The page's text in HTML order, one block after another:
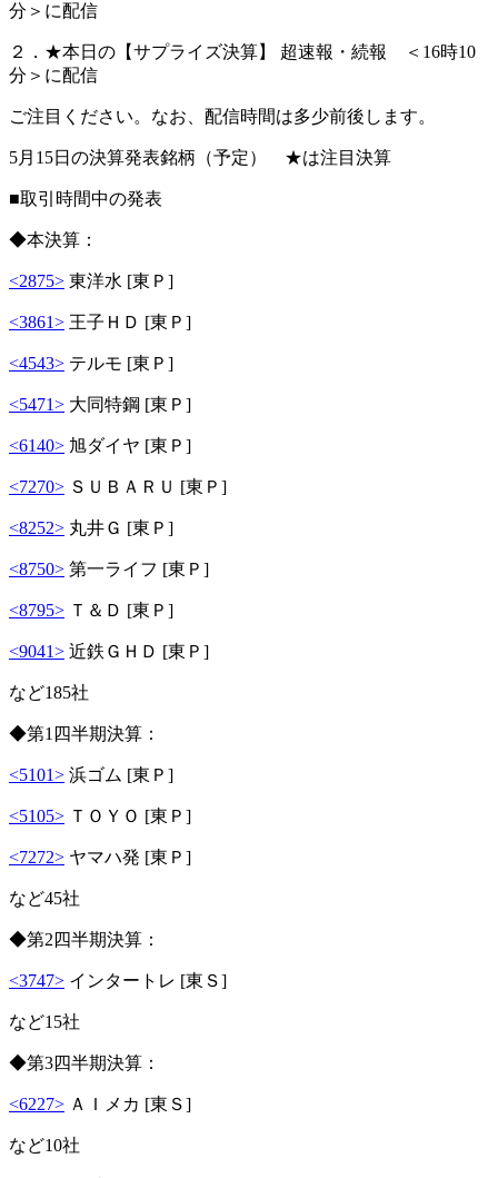
分＞に配信
２．★本日の【サプライズ決算】 超速報・続報 ＜16時10
分＞に配信
ご注目ください。なお、配信時間は多少前後します。
5月15日の決算発表銘柄（予定） ★は注目決算
■取引時間中の発表
◆本決算：
<2875> 東洋水 [東Ｐ]
<3861> 王子ＨＤ [東Ｐ]
<4543> テルモ [東Ｐ]
<5471> 大同特鋼 [東Ｐ]
<6140> 旭ダイヤ [東Ｐ]
<7270> ＳＵＢＡＲＵ [東Ｐ]
<8252> 丸井Ｇ [東Ｐ]
<8750> 第一ライフ [東Ｐ]
<8795> Ｔ＆Ｄ [東Ｐ]
<9041> 近鉄ＧＨＤ [東Ｐ]
など185社
◆第1四半期決算：
<5101> 浜ゴム [東Ｐ]
<5105> ＴＯＹＯ [東Ｐ]
<7272> ヤマハ発 [東Ｐ]
など45社
◆第2四半期決算：
<3747> インタートレ [東Ｓ]
など15社
◆第3四半期決算：
<6227> ＡＩメカ [東Ｓ]
など10社